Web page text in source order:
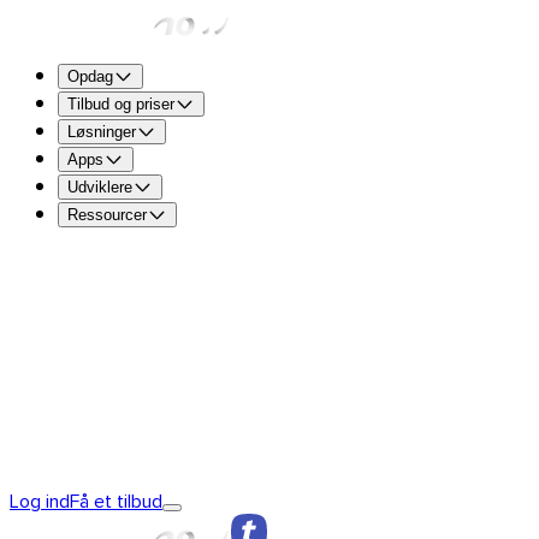
Opdag
Tilbud og priser
Løsninger
Apps
Udviklere
Ressourcer
Log indFå et tilbud